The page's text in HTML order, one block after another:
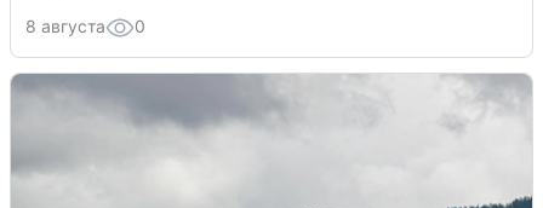
8 августа 0